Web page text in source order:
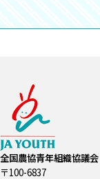
全国農協青年組織協議会
〒100-6837